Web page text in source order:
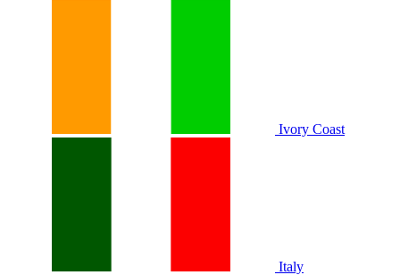
Ivory Coast
Italy